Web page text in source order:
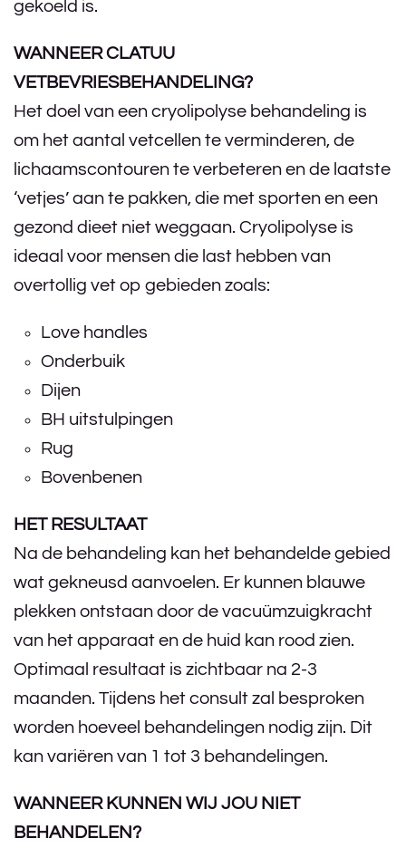
gekoeld is.
WANNEER CLATUU
VETBEVRIESBEHANDELING?
Het doel van een cryolipolyse behandeling is
om het aantal vetcellen te verminderen, de
lichaamscontouren te verbeteren en de laatste
‘vetjes’ aan te pakken, die met sporten en een
gezond dieet niet weggaan. Cryolipolyse is
ideaal voor mensen die last hebben van
overtollig vet op gebieden zoals:
Love handles
Onderbuik
Dijen
BH uitstulpingen
Rug
Bovenbenen
HET RESULTAAT
Na de behandeling kan het behandelde gebied
wat gekneusd aanvoelen. Er kunnen blauwe
plekken ontstaan door de vacuümzuigkracht
van het apparaat en de huid kan rood zien.
Optimaal resultaat is zichtbaar na 2-3
maanden. Tijdens het consult zal besproken
worden hoeveel behandelingen nodig zijn. Dit
kan variëren van 1 tot 3 behandelingen.
WANNEER KUNNEN WIJ JOU NIET
BEHANDELEN?